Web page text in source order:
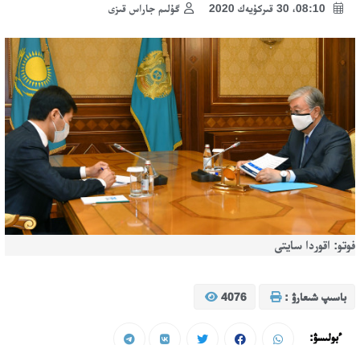
گۇلىم جاراس قىزى
فوتو: اقوردا سايتى
باسىپ شىعارۋ : 4076
ءبولىسۋ: